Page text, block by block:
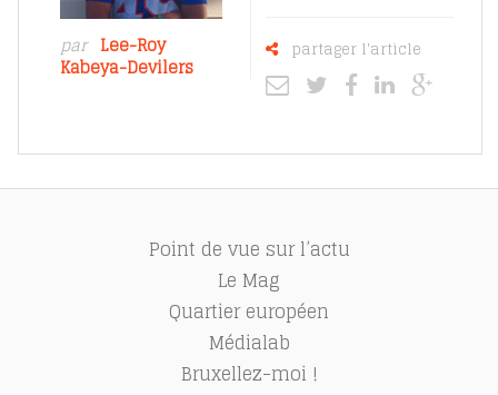
par Lee-Roy
Kabeya-Devilers
partager l'article
Point de vue sur l’actu
Le Mag
Quartier européen
Médialab
Bruxellez-moi !